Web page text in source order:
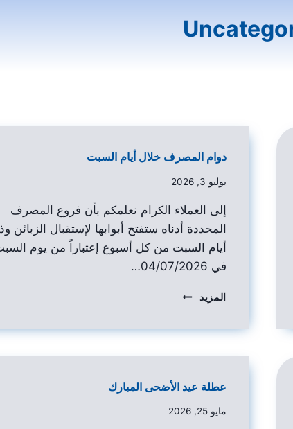
دوام المصرف خلال أيام السبت
يوليو 3, 2026
إلى العملاء الكرام نعلمكم بأن فروع المصرف
المحددة أدناه ستفتح أبوابها لإستقبال الزبائن
أيام السبت من كل أسبوع إعتباراً من يوم
في 04/07/2026…
المزيد
عطلة عيد الأضحى المبارك
مايو 25, 2026